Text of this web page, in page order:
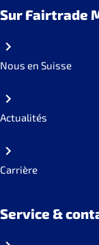
Sur Fairtrade
Nous en Suisse
Actualités
Carrière
Service &